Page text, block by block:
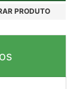
PRODUTO